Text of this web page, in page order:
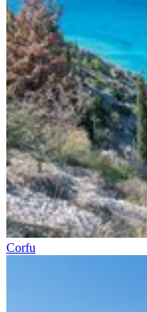
Corfu